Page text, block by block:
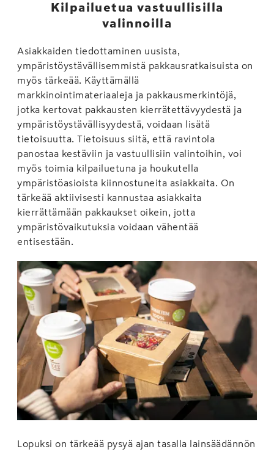
Kilpailuetua vastuullisilla
valinnoilla
Asiakkaiden tiedottaminen uusista,
ympäristöystävällisemmistä pakkausratkaisuista on
myös tärkeää. Käyttämällä
markkinointimateriaaleja ja pakkausmerkintöjä,
jotka kertovat pakkausten kierrätettävyydestä ja
ympäristöystävällisyydestä, voidaan lisätä
tietoisuutta. Tietoisuus siitä, että ravintola
panostaa kestäviin ja vastuullisiin valintoihin, voi
myös toimia kilpailuetuna ja houkutella
ympäristöasioista kiinnostuneita asiakkaita. On
tärkeää aktiivisesti kannustaa asiakkaita
kierrättämään pakkaukset oikein, jotta
ympäristövaikutuksia voidaan vähentää
entisestään.
Lopuksi on tärkeää pysyä ajan tasalla lainsäädännön